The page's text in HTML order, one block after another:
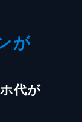
が
代が